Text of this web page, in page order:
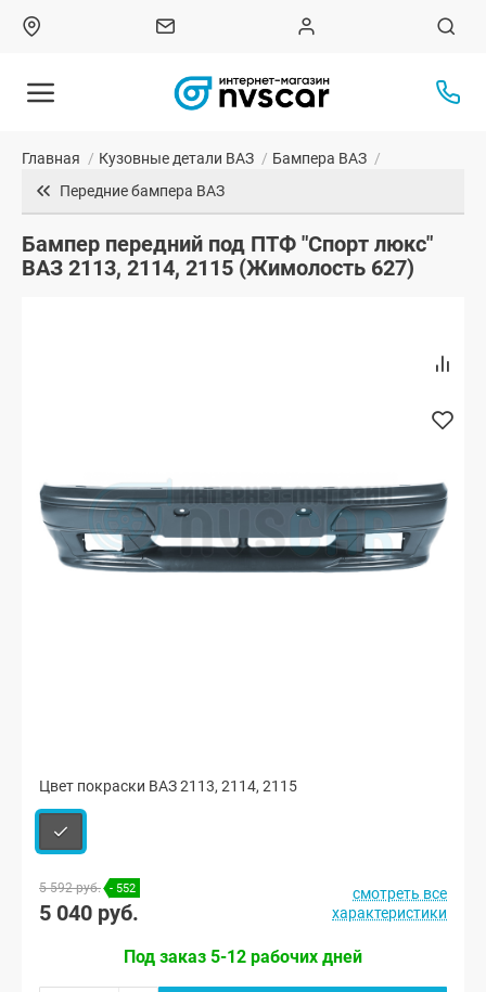
Главная / Кузовные детали ВАЗ / Бампера ВАЗ /
Передние бампера ВАЗ
Бампер передний под ПТФ "Спорт люкс"
ВАЗ 2113, 2114, 2115 (Жимолость 627)
Цвет покраски ВАЗ 2113, 2114, 2115
5 592 руб. - 552
5 040 руб.
смотреть все
характеристики
Под заказ 5-12 рабочих дней